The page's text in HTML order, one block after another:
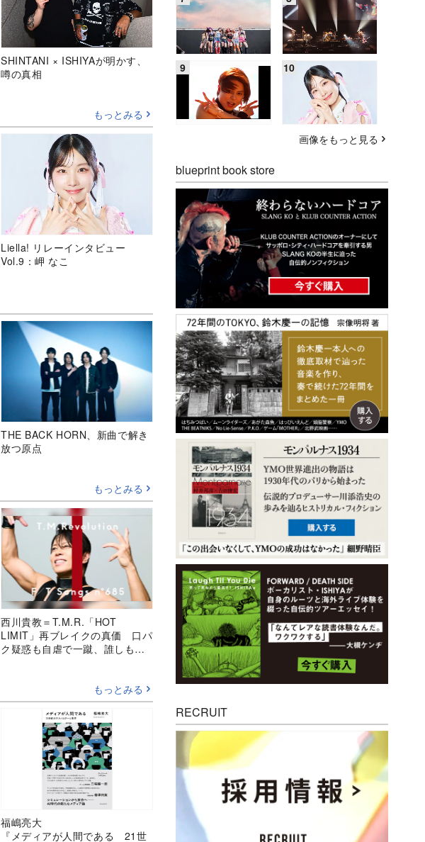
SHINTANI × ISHIYAが明かす、
噂の真相
もっとみる
Liella! リレーインタビュー
Vol.9：岬 なこ
THE BACK HORN、新曲で解き
放つ原点
もっとみる
西川貴教＝T.M.R.「HOT
LIMIT」再ブレイクの真価 口パ
ク疑惑も自虐で一蹴、誰しも注
もっとみる
福嶋亮大
『メディアが人間である 21世
画像をもっと見る
blueprint book store
RECRUIT